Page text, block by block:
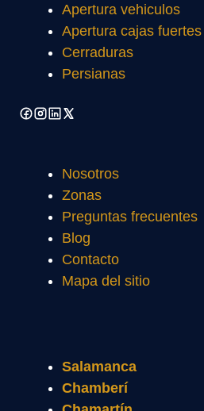
Apertura vehiculos
Apertura cajas fuertes
Cerraduras
Persianas
Nosotros
Zonas
Preguntas frecuentes
Blog
Contacto
Mapa del sitio
Salamanca
Chamberí